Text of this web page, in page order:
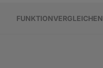
FUNKTIONVERGLEICHEN